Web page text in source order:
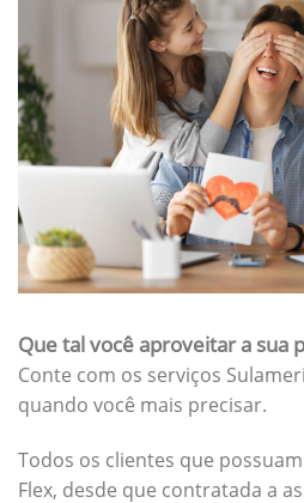
Que tal você aproveitar a sua
Conte com os serviços
quando você mais precisar.
Todos os clientes que
Flex, desde que contratada a